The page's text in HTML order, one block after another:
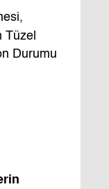
Tüzel
Durumu